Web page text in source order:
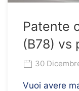
Patente
(B78) vs
30
Vuoi avere